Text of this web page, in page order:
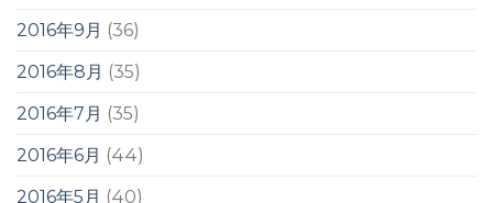
2016年9月 (36)
2016年8月 (35)
2016年7月 (35)
2016年6月 (44)
2016年5月 (40)